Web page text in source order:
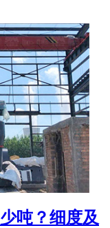
吨？细度及